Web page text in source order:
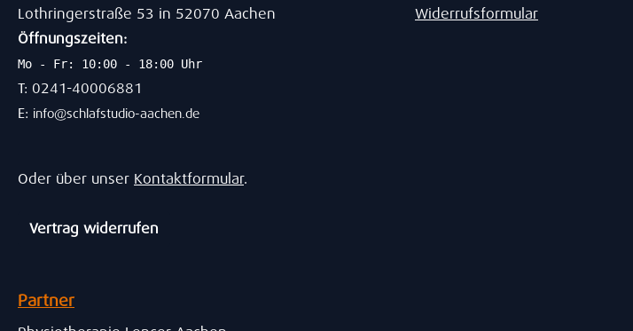
Lothringerstraße 53 in 52070 Aachen
Öffnungszeiten:
Mo - Fr: 10:00 - 18:00 Uhr
T: 0241-40006881
E: info@schlafstudio-aachen.de
Oder über unser Kontaktformular.
Vertrag widerrufen
Widerrufsformular
Partner